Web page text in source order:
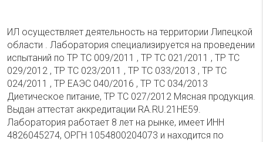
ИЛ осуществляет деятельность на территории Липецкой
области . Лаборатория специализируется на проведении
испытаний по ТР ТС 009/2011 , ТР ТС 021/2011 , ТР ТС
029/2012 , ТР ТС 023/2011 , ТР ТС 033/2013 , ТР ТС
024/2011 , ТР ЕАЭС 040/2016 , ТР ТС 034/2013
Диетическое питание, ТР ТС 027/2012 Мясная продукция.
Выдан аттестат аккредитации RA.RU.21НЕ59.
Лаборатория работает 8 лет на рынке, имеет ИНН
4826045274, ОРГН 1054800204073 и находится по